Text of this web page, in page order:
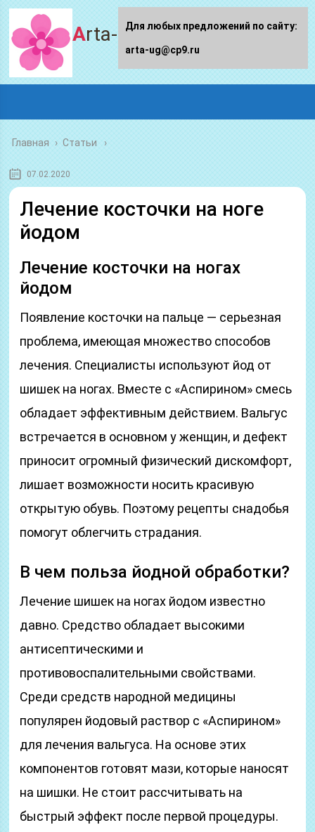
Arta-ug.ru
Главная › Статьи
07.02.2020
Лечение косточки на ноге
йодом
Лечение косточки на ногах
йодом
Появление косточки на пальце — серьезная
проблема, имеющая множество способов
лечения. Специалисты используют йод от
шишек на ногах. Вместе с «Аспирином» смесь
обладает эффективным действием. Вальгус
встречается в основном у женщин, и дефект
приносит огромный физический дискомфорт,
лишает возможности носить красивую
открытую обувь. Поэтому рецепты снадобья
помогут облегчить страдания.
В чем польза йодной обработки?
Лечение шишек на ногах йодом известно
давно. Средство обладает высокими
антисептическими и
противовоспалительными свойствами.
Среди средств народной медицины
популярен йодовый раствор с «Аспирином»
для лечения вальгуса. На основе этих
компонентов готовят мази, которые наносят
на шишки. Не стоит рассчитывать на
быстрый эффект после первой процедуры.
Для любых предложений по сайту:
arta-ug@cp9.ru